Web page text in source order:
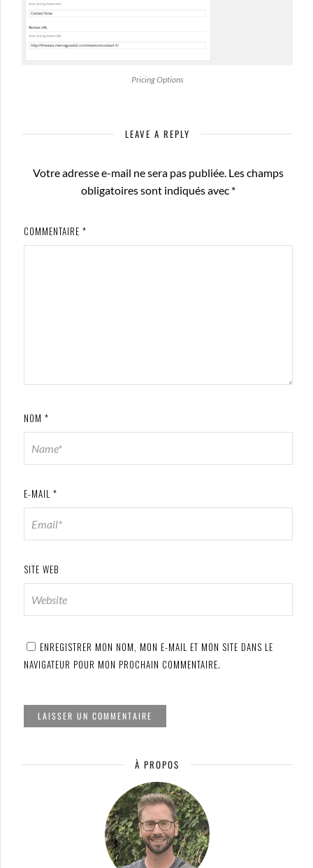
Pricing Options
LEAVE A REPLY
Votre adresse e-mail ne sera pas publiée. Les champs
obligatoires sont indiqués avec *
COMMENTAIRE *
NOM *
E-MAIL *
SITE WEB
ENREGISTRER MON NOM, MON E-MAIL ET MON SITE DANS LE
NAVIGATEUR POUR MON PROCHAIN COMMENTAIRE.
À PROPOS